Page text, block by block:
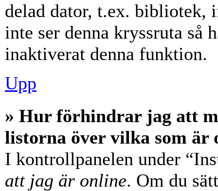
delad dator, t.ex. bibliotek,
inte ser denna kryssruta så
inaktiverat denna funktion.
Upp
» Hur förhindrar jag att
listorna över vilka som är
I kontrollpanelen under
att jag är online. Om du